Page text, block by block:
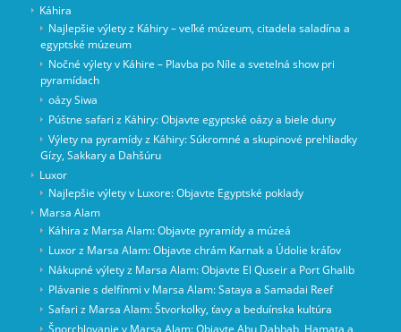
Káhira
Najlepšie výlety z Káhiry – veľké múzeum, citadela saladína a
egyptské múzeum
Nočné výlety v Káhire – Plavba po Níle a svetelná show pri
pyramídach
oázy Siwa
Púštne safari z Káhiry: Objavte egyptské oázy a biele duny
Výlety na pyramídy z Káhiry: Súkromné a skupinové prehliadky
Gízy, Sakkary a Dahšúru
Luxor
Najlepšie výlety v Luxore: Objavte Egyptské poklady
Marsa Alam
Káhira z Marsa Alam: Objavte pyramídy a múzeá
Luxor z Marsa Alam: Objavte chrám Karnak a Údolie kráľov
Nákupné výlety z Marsa Alam: Objavte El Quseir a Port Ghalib
Plávanie s delfínmi v Marsa Alam: Sataya a Samadai Reef
Safari z Marsa Alam: Štvorkolky, ťavy a beduínska kultúra
Šnorchlovanie v Marsa Alam: Objavte Abu Dabbab, Hamata a